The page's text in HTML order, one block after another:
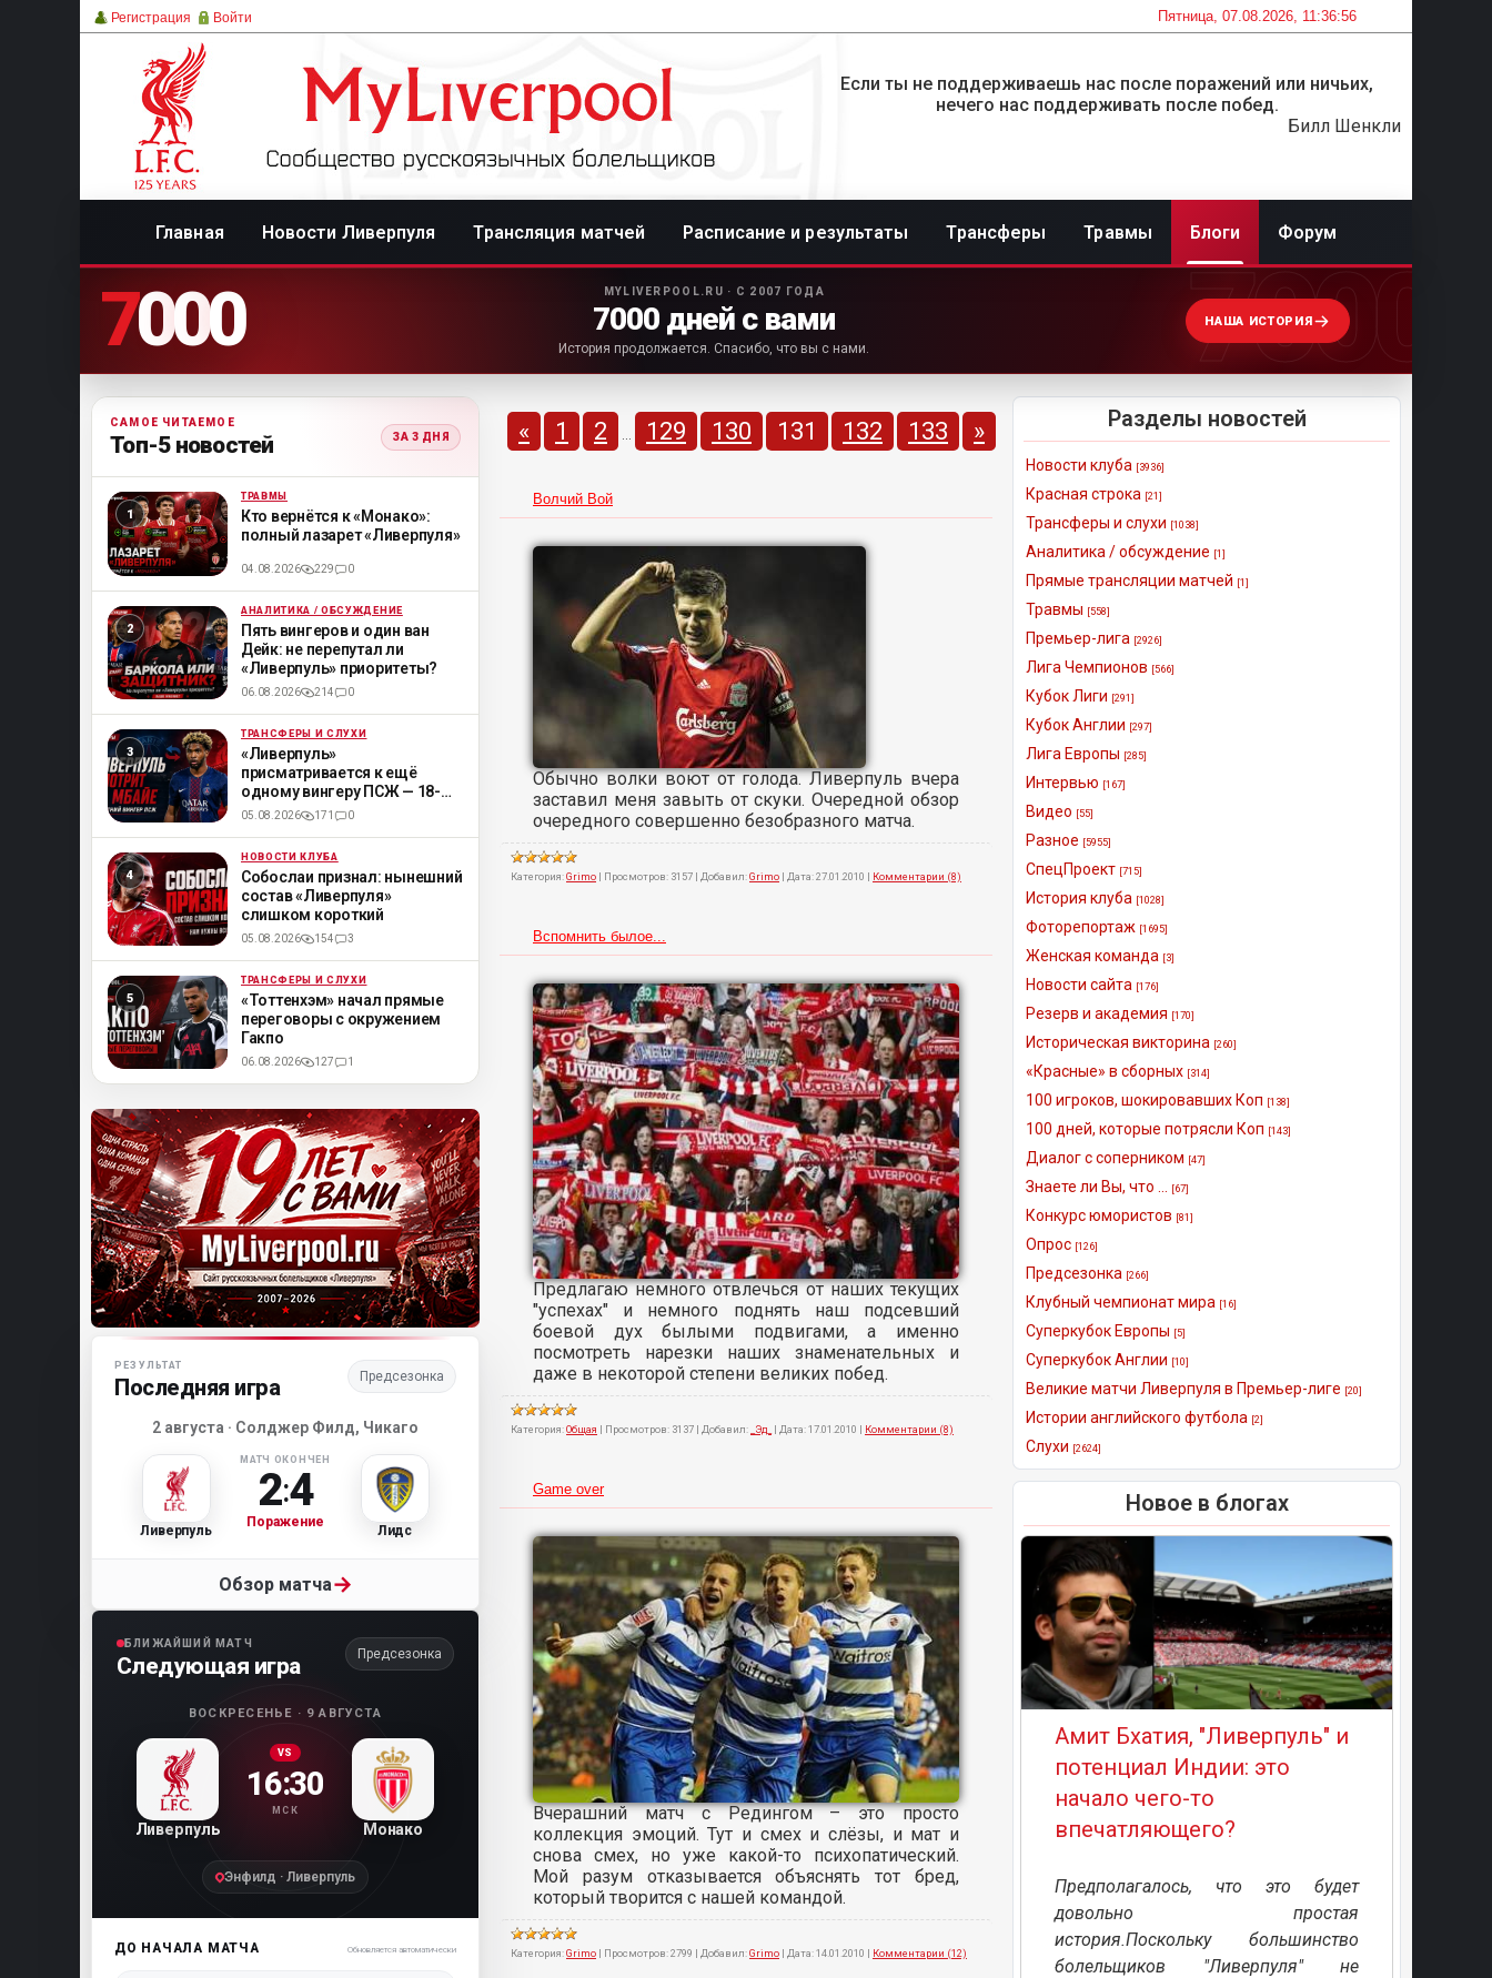
Пятница, 07.08.2026, 11:36:56
Регистрация Войти
Если ты не поддерживаешь нас после поражений или ничьих,
нечего нас поддерживать после побед.
Билл Шенкли
Главная Новости Ливерпуля Трансляция матчей Расписание и результаты Трансферы Травмы Блоги Форум
7000
7000 MYLIVERPOOL.RU · С 2007 ГОДА
7000 дней с вами
История продолжается. Спасибо, что вы с нами.
НАША ИСТОРИЯ
САМОЕ ЧИТАЕМОЕ
Топ-5 новостей ЗА 3 ДНЯ
ML ТРАВМЫ
Кто вернётся к «Монако»:
полный лазарет «Ливерпуля»
04.08.2026 229 0
ML АНАЛИТИКА / ОБСУЖДЕНИЕ
Пять вингеров и один ван
Дейк: не перепутал ли
«Ливерпуль» приоритеты?
06.08.2026 214 0
ML ТРАНСФЕРЫ И СЛУХИ
«Ливерпуль»
присматривается к ещё
одному вингеру ПСЖ — 18-
летнему Мбайе
05.08.2026 171 0
ML НОВОСТИ КЛУБА
Собослаи признал: нынешний
состав «Ливерпуля»
слишком короткий
05.08.2026 154 3
ML ТРАНСФЕРЫ И СЛУХИ
«Тоттенхэм» начал прямые
переговоры с окружением
Гакпо
06.08.2026 127 1
Матч-центр «Ливерпуля»
РЕЗУЛЬТАТ
Последняя игра Предсезонка
2 августа · Солджер Филд, Чикаго
Ливерпуль
МАТЧ ОКОНЧЕН
2:4
Поражение
Лидс
Обзор матча→
БЛИЖАЙШИЙ МАТЧ
Следующая игра Предсезонка
ВОСКРЕСЕНЬЕ · 9 АВГУСТА
Ливерпуль
VS
16:30
МСК
Монако
Энфилд · Ливерпуль
ДО НАЧАЛА МАТЧА Обновляется автоматически
« 1 2 ... 129 130 131 132 133 »
Волчий Вой
Обычно волки воют от голода. Ливерпуль вчера
заставил меня завыть от скуки. Очередной обзор
очередного совершенно безобразного матча.
Категория:Grimo | Просмотров: 3157 | Добавил:Grimo | Дата:27.01.2010 | Комментарии (8)
Вспомнить былое...
Предлагаю немного отвлечься от наших текущих
"успехах" и немного поднять наш подсевший
боевой дух былыми подвигами, а именно
посмотреть нарезки наших знаменательных и
даже в некоторой степени великих побед.
Категория:Общая | Просмотров: 3137 | Добавил: _Эд_ | Дата:17.01.2010 | Комментарии (8)
Game over
Вчерашний матч с Редингом – это просто
коллекция эмоций. Тут и смех и слёзы, и мат и
снова смех, но уже какой-то психопатический.
Мой разум отказывается объяснять тот бред,
который творится с нашей командой.
Категория:Grimo | Просмотров:2799 | Добавил:Grimo | Дата:14.01.2010 | Комментарии (12)
Разделы новостей
Новости клуба [3936]
Красная строка [21]
Трансферы и слухи [1038]
Аналитика / обсуждение [1]
Прямые трансляции матчей [1]
Травмы [558]
Премьер-лига [2926]
Лига Чемпионов [566]
Кубок Лиги [291]
Кубок Англии [297]
Лига Европы [285]
Интервью [167]
Видео [55]
Разное [5955]
СпецПроект [715]
История клуба [1028]
Фоторепортаж [1695]
Женская команда [3]
Новости сайта [176]
Резерв и академия [170]
Историческая викторина [260]
«Красные» в сборных [314]
100 игроков, шокировавших Коп [138]
100 дней, которые потрясли Коп [143]
Диалог с соперником [47]
Знаете ли Вы, что ... [67]
Конкурс юмористов [81]
Опрос [126]
Предсезонка [266]
Клубный чемпионат мира [16]
Суперкубок Европы [5]
Суперкубок Англии [10]
Великие матчи Ливерпуля в Премьер-лиге [20]
Истории английского футбола [2]
Слухи [2624]
Новое в блогах
Амит Бхатия, "Ливерпуль" и
потенциал Индии: это
начало чего-то
впечатляющего?
Предполагалось, что это будет
довольно простая
история.Поскольку большинство
болельщиков "Ливерпуля" не